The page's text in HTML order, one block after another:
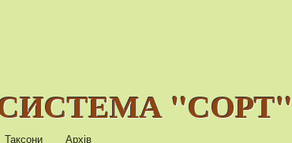
"СОРТ"
Таксони Архів